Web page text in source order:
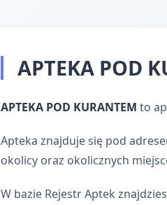
APTEKA POD
APTEKA POD KURANTEM to
Apteka znajduje się pod
okolicy oraz okolicznych
W bazie Rejestr Aptek